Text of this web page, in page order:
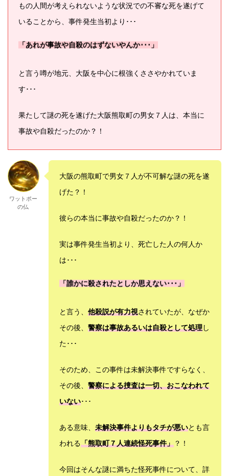
もの人間が考えられないような状況での不審な死を遂げて
いることから、事件発生当初より･･･
「あれが事故や自殺のはずないやんか･･･」
と言う噂が地元、大阪を中心に根強くささやかれていま
す･･･
果たして謎の死を遂げた大阪熊取町の男女７人は、本当に
事故や自殺だったのか？！
ワットポー
の仏
大阪の熊取町で男女７人が不可解な謎の死を遂
げた？！
彼らの本当に事故や自殺だったのか？！
実は事件発生当初より、死亡した人の何人か
は･･･
「誰かに殺されたとしか思えない･･･」
と言う、 他殺説が有力視されていたが、なぜか
その後、 警察は事故あるいは自殺として処理し
た･･･
そのため、この事件は未解決事件ですらなく、
その後、 警察による捜査は一切、おこなわれて
いない･･･
ある意味、 未解決事件よりもタチが悪いとも言
われる「熊取町７人連続怪死事件」 ？！
今回はそんな謎に満ちた怪死事件について、詳